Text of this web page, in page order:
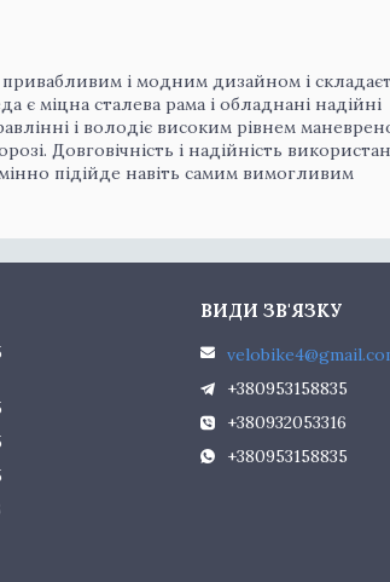
і модним дизайном і
є міцна сталева рама і обладнані надійні
і володіє високим рівнем
Довговічність і надійність
підійде навіть самим вимогливим
+380953158835
+380932053316
+380953158835